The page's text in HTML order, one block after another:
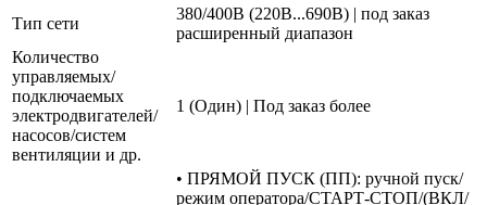
Тип сети
380/400В (220В...690В) | под заказ
расширенный диапазон
Количество
управляемых/
подключаемых
электродвигателей/
насосов/систем
вентиляции и др.
1 (Один) | Под заказ более
• ПРЯМОЙ ПУСК (ПП): ручной пуск/
режим оператора/СТАРТ-СТОП/(ВКЛ/